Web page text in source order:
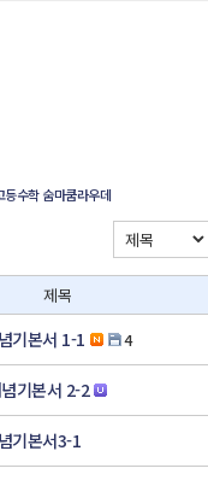
등수학 숨마쿰라우데
제목
기본서 1-1 4
기본서 2-2
기본서3-1